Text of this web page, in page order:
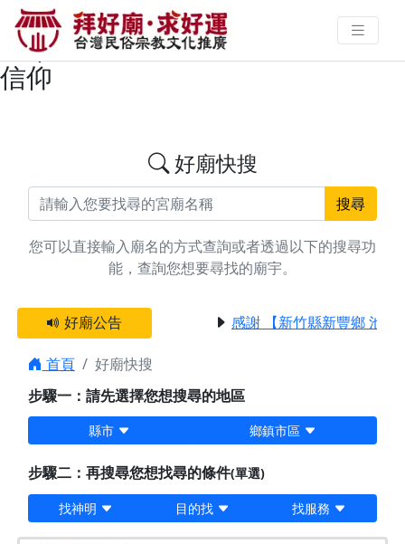
搜尋屏東縣恆春鎮池府千歲廟宇資
料 | 拜好廟求好運 找到與您有緣的
信仰
好廟快搜
搜尋
您可以直接輸入廟名的方式查詢或者透過以下的搜尋功
能，查詢您想要尋找的廟宇。
好廟公告 感謝 【新竹縣新豐鄉 池和
首頁
好廟快搜
步驟一：請先選擇您想搜尋的地區
縣市 鄉鎮市區
步驟二：再搜尋您想找尋的條件(單選)
找神明 目的找 找服務